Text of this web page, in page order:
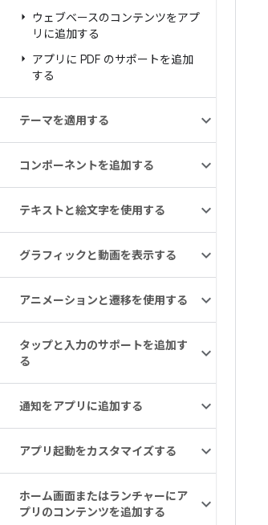
ウェブベースのコンテンツをアプ
リに追加する
アプリに PDF のサポートを追加
する
テーマを適用する
コンポーネントを追加する
テキストと絵文字を使用する
グラフィックと動画を表示する
アニメーションと遷移を使用する
タップと入力のサポートを追加す
る
通知をアプリに追加する
アプリ起動をカスタマイズする
ホーム画面またはランチャーにア
プリのコンテンツを追加する